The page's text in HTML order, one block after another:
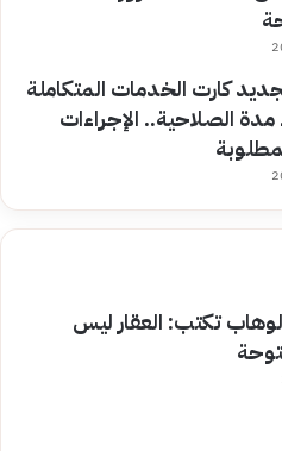
كارت الخدمات المتكاملة
مدة الصلاحية.. الإجراءات
تكتب: العقار ليس